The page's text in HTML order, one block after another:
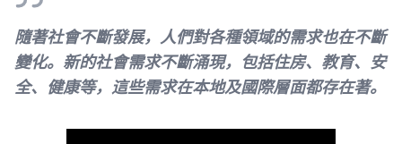
隨著社會不斷發展，人們對各種領域的需求也在不斷
變化。新的社會需求不斷涌現，包括住房、教育、安
全、健康等，這些需求在本地及國際層面都存在著。